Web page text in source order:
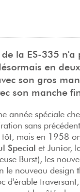
la ES-335
en
son gros
son manche
année spéciale
sans
mais en 1958
Special et Junior,
Burst), les
le nouveau design
d'érable